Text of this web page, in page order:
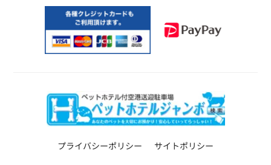
プライバシーポリシー サイトポリシー